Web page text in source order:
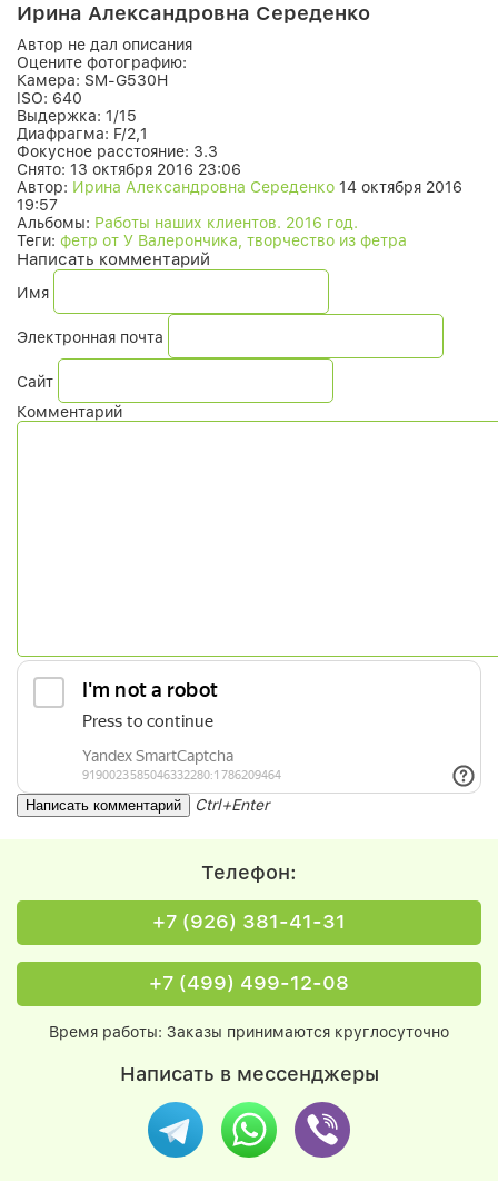
Ирина Александровна Середенко
Автор не дал описания
Оцените фотографию:
Камера: SM-G530H
ISO: 640
Выдержка: 1/15
Диафрагма: F/2,1
Фокусное расстояние: 3.3
Снято: 13 октября 2016 23:06
Автор: Ирина Александровна Середенко 14 октября 2016
19:57
Альбомы: Работы наших клиентов. 2016 год.
Теги: фетр от У Валерончика, творчество из фетра
Написать комментарий
Имя
Электронная почта
Сайт
Комментарий
Ctrl+Enter
Телефон:
+7 (926) 381-41-31
+7 (499) 499-12-08
Время работы: Заказы принимаются круглосуточно
Написать в мессенджеры